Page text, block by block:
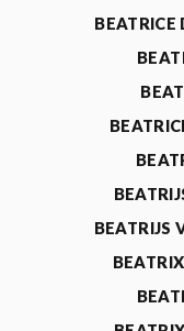
BEATRICE
BEATRIJS